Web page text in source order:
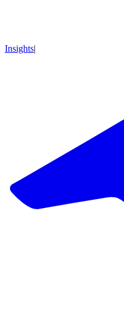
Insights